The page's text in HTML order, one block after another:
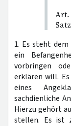
Art.
1. Es steht
ein
vorbringen
erklären will.
eines
sachdienliche
Hierzu gehört
stellen. Es ist